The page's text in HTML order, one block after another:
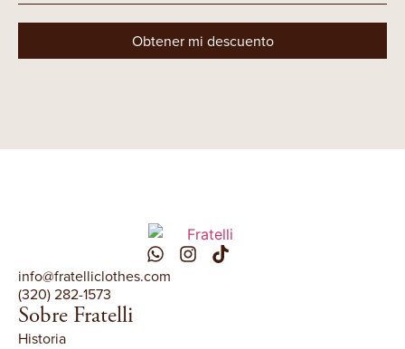
Obtener mi descuento
info@fratelliclothes.com
(320) 282-1573
Sobre Fratelli
Historia